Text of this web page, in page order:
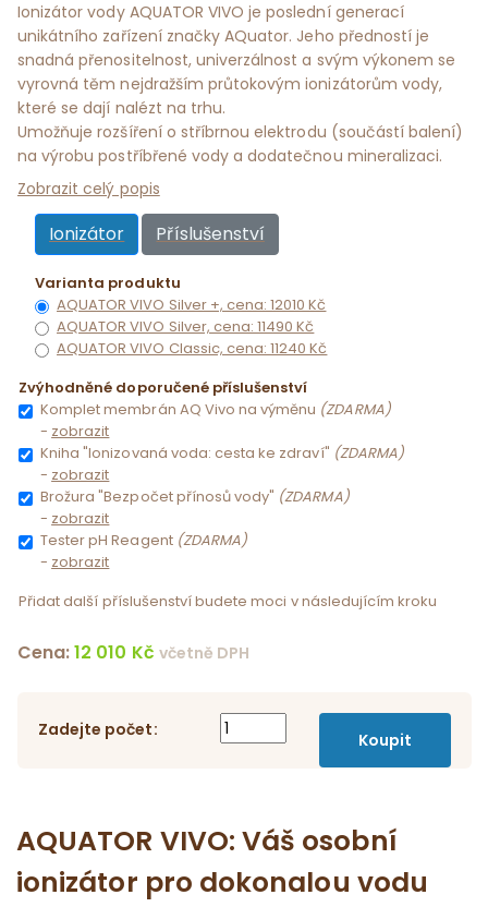
Ionizátor vody AQUATOR VIVO je poslední generací
unikátního zařízení značky AQuator. Jeho předností je
snadná přenositelnost, univerzálnost a svým výkonem se
vyrovná těm nejdražším průtokovým ionizátorům vody,
které se dají nalézt na trhu.
Umožňuje rozšíření o stříbrnou elektrodu (součástí balení)
na výrobu postříbřené vody a dodatečnou mineralizaci.
Zobrazit celý popis
Ionizátor Příslušenství
Varianta produktu
AQUATOR VIVO Silver +, cena: 12010 Kč
AQUATOR VIVO Silver, cena: 11490 Kč
AQUATOR VIVO Classic, cena: 11240 Kč
Zvýhodněné doporučené příslušenství
Komplet membrán AQ Vivo na výměnu (ZDARMA)
- zobrazit
Kniha "Ionizovaná voda: cesta ke zdraví" (ZDARMA)
- zobrazit
Brožura "Bezpočet přínosů vody" (ZDARMA)
- zobrazit
Tester pH Reagent (ZDARMA)
- zobrazit
Přidat další příslušenství budete moci v následujícím kroku
Cena:12 010 Kč včetně DPH
Zadejte počet:
AQUATOR VIVO: Váš osobní
ionizátor pro dokonalou vodu